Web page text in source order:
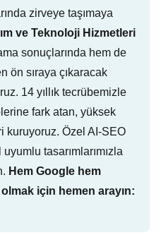
zirveye taşımaya
ve Teknoloji Hizmetleri
sonuçlarında hem de
ön sıraya çıkaracak
14 yıllık tecrübemizle
fark atan, yüksek
kuruyoruz. Özel AI-SEO
tasarımlarımızla
Hem Google hem
için hemen arayın: